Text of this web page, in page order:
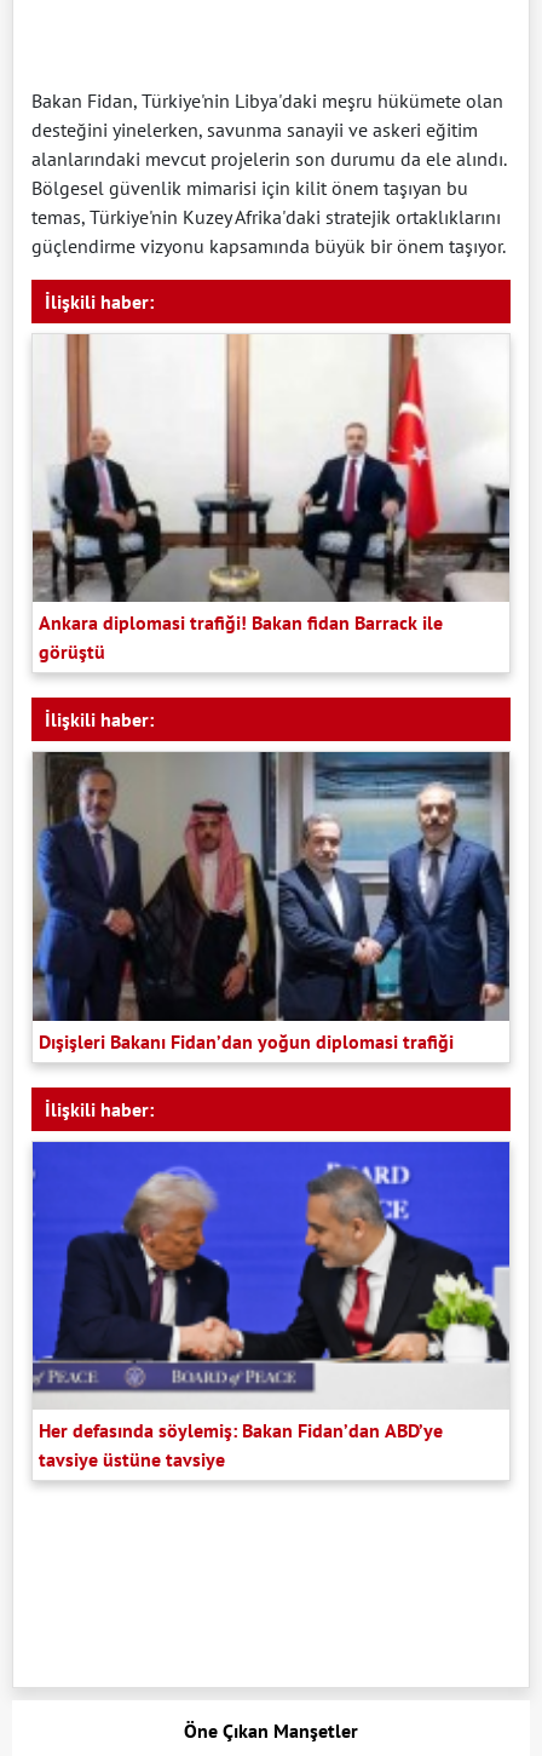
Bakan Fidan, Türkiye'nin Libya'daki meşru hükümete olan
desteğini yinelerken, savunma sanayii ve askeri eğitim
alanlarındaki mevcut projelerin son durumu da ele alındı.
Bölgesel güvenlik mimarisi için kilit önem taşıyan bu
temas, Türkiye'nin Kuzey Afrika'daki stratejik ortaklıklarını
güçlendirme vizyonu kapsamında büyük bir önem taşıyor.
İlişkili haber:
Ankara diplomasi trafiği! Bakan fidan Barrack ile
görüştü
İlişkili haber:
Dışişleri Bakanı Fidan’dan yoğun diplomasi trafiği
İlişkili haber:
Her defasında söylemiş: Bakan Fidan’dan ABD’ye
tavsiye üstüne tavsiye
Öne Çıkan Manşetler